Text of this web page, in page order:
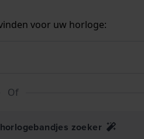
voor uw horloge:
Of
zoeker